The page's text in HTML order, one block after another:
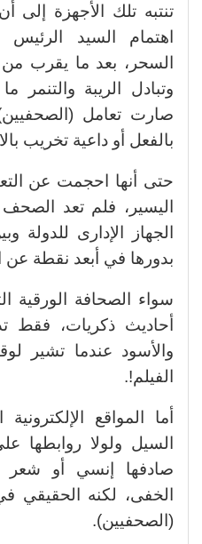
تنتبه تلك الأجهزة
اهتمام السيد
السحر، بعد ما يقرب
وتبادل الريبة والتنمر
صارت تعامل
بالفعل أو داعية تخريب
حتى أنها احجمت عن
اليسير، فلم تعد
الجهاز الإدارى للدولة
بدورها في أبعد نقطة عن
سواء الصحافة الورقية
أحاديث ذكريات، فقط
والأسود عندما تشير
الفيلم!.
أما المواقع
السيل ولولا روابطها
صادفها إنسي أو شعر
الخفى، لكنه الحقيقي
(الصحفيين).